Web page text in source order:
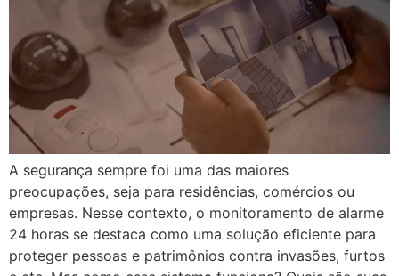
A segurança sempre foi uma das maiores
preocupações, seja para residências, comércios ou
empresas. Nesse contexto, o monitoramento de alarme
24 horas se destaca como uma solução eficiente para
proteger pessoas e patrimônios contra invasões, furtos